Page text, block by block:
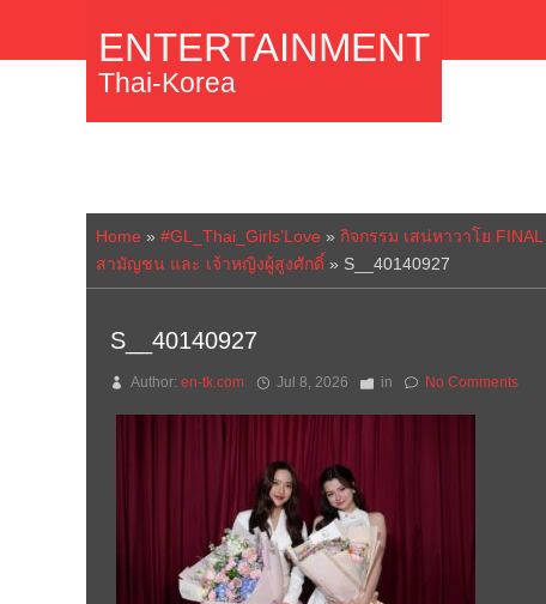
ENTERTAINMENT
Thai-Korea
Home » #GL_Thai_Girls’Love » กิจกรรม เสน่หาวาโย
สามัญชน และ เจ้าหญิงผู้สูงศักดิ์ » S__40140927
S__40140927
Author: en-tk.com Jul 8, 2026 in No Comments